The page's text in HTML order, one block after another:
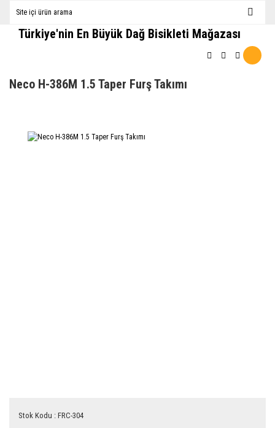
Türkiye'nin En Büyük Dağ Bisikleti Mağazası
Neco H-386M 1.5 Taper Furş Takımı
Stok Kodu : FRC-304